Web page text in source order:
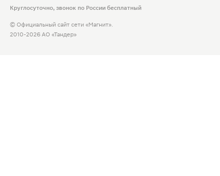
Круглосуточно, звонок по России бесплатный
© Официальный сайт сети «Магнит».
2010-2026 АО «Тандер»